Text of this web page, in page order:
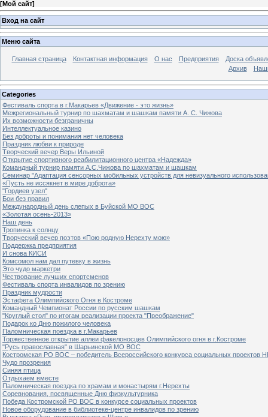
[Мой сайт]
Вход на сайт
Меню сайта
Главная страница Контактная информация О нас Предприятия
Доска
Архив
Categories
Фестиваль спорта в г.Макарьев «Движение - это жизнь»
Межрегиональный турнир по шахматам и шашкам памяти А. С. Чижова
Их возможности безграничны
Интеллектуальное казино
Без доброты и понимания нет человека
Праздник любви к природе
Творческий вечер Веры Ильиной
Открытие спортивного реабилитационного центра «Надежда»
Командный турнир памяти А.С.Чижова по шахматам и шашкам
Семинар "Адаптация сенсорных мобильных устройств для невизуального
«Пусть не иссякнет в мире доброта»
"Гордиев узел"
Бои без правил
Международный день слепых в Буйской МО ВОС
«Золотая осень-2013»
Наш день
Тропинка к солнцу
Творческий вечер поэтов «Пою родную Нерехту мою»
Поддержка предприятия
И снова КИСИ
Комсомол нам дал путевку в жизнь
Это чудо маркетри
Чествование лучших спортсменов
Фестиваль спорта инвалидов по зрению
Праздник мудрости
Эстафета Олимпийского Огня в Костроме
Командный Чемпионат России по русским шашкам
"Круглый стол" по итогам реализации проекта "Преображение"
Подарок ко Дню пожилого человека
Паломническая поездка в г.Макарьев
Торжественное открытие аллеи факелоносцев Олимпийского огня в г.Костроме
"Русь православная" в Шарьинской МО ВОС
Костромская РО ВОС – победитель Всероссийского конкурса социальных проектов
Чудо прозрения
Синяя птица
Отдыхаем вместе
Паломническая поездка по храмам и монастырям г.Нерехты
Соревнования, посвященные Дню физкультурника
Победа Костромской РО ВОС в конкурсе социальных проектов
Новое оборудование в библиотеке-центре инвалидов по зрению